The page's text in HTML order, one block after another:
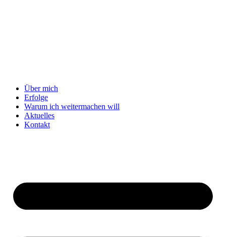
Über mich
Erfolge
Warum ich weitermachen will
Aktuelles
Kontakt